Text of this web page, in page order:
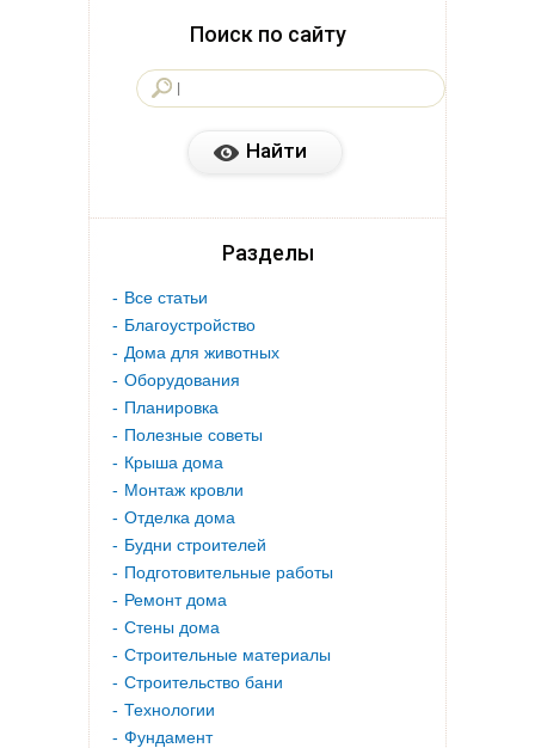
Поиск по сайту
Разделы
Все статьи
Благоустройство
Дома для животных
Оборудования
Планировка
Полезные советы
Крыша дома
Монтаж кровли
Отделка дома
Будни строителей
Подготовительные работы
Ремонт дома
Стены дома
Строительные материалы
Строительство бани
Технологии
Фундамент